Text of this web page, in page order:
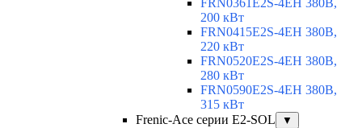
FRN0361E2S-4EH 380В,
200 кВт
FRN0415E2S-4EH 380В,
220 кВт
FRN0520E2S-4EH 380В,
280 кВт
FRN0590E2S-4EH 380В,
315 кВт
Frenic-Ace серии E2-SOL
▼